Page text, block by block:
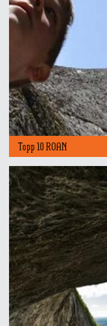
Topp 10 ROAN